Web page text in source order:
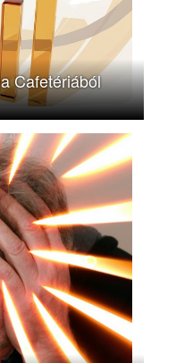
Cafetériából